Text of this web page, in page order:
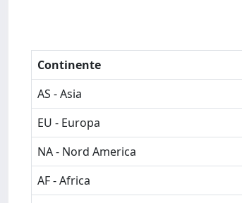
Continente
AS - Asia
EU - Europa
NA - Nord America
AF - Africa